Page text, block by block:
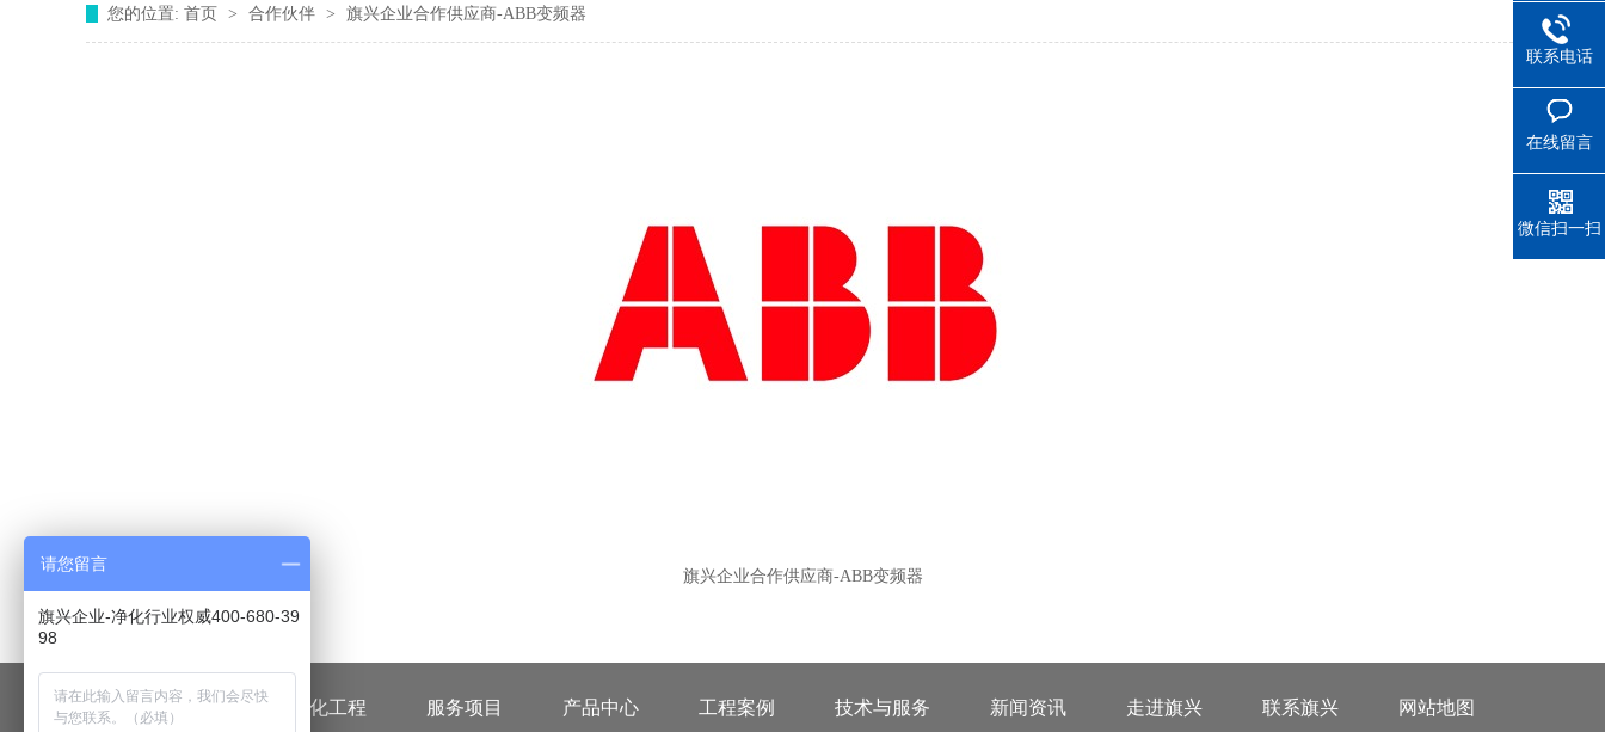
您的位置: 首页 > 合作伙伴 > 旗兴企业合作供应商-ABB变频器
旗兴企业合作供应商-ABB变频器
首页 无尘车间净化工程 服务项目 产品中心 工程案例 技术与服务 新闻资讯 走进旗兴 联系旗兴 网站地图
联系电话
在线留言
微信扫一扫
请您留言
旗兴企业-净化行业权威400-680-39
98